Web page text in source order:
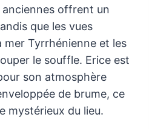
anciennes offrent un
que les vues
mer Tyrrhénienne et les
le souffle. Erice est
son atmosphère
de brume, ce
mystérieux du lieu.